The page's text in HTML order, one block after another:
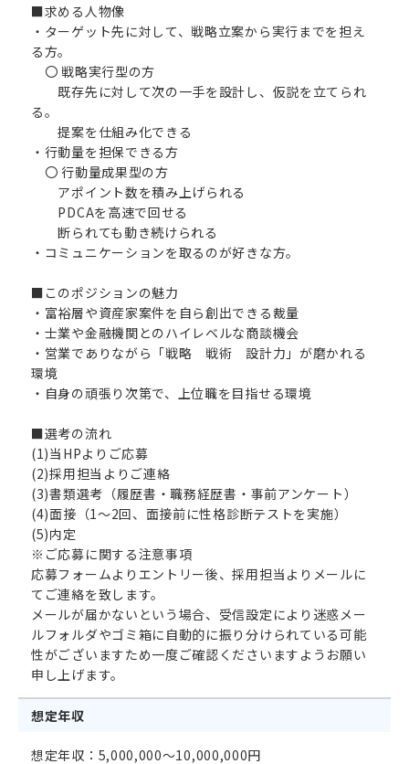
■求める人物像
・ターゲット先に対して、戦略立案から実行までを担え
る方。
〇 戦略実行型の方
既存先に対して次の一手を設計し、仮説を立てられ
る。
提案を仕組み化できる
・行動量を担保できる方
〇 行動量成果型の方
アポイント数を積み上げられる
PDCAを高速で回せる
断られても動き続けられる
・コミュニケーションを取るのが好きな方。
■このポジションの魅力
・富裕層や資産家案件を自ら創出できる裁量
・士業や金融機関とのハイレベルな商談機会
・営業でありながら「戦略 戦術 設計力」が磨かれる
環境
・自身の頑張り次第で、上位職を目指せる環境
■選考の流れ
(1)当HPよりご応募
(2)採用担当よりご連絡
(3)書類選考（履歴書・職務経歴書・事前アンケート）
(4)面接（1～2回、面接前に性格診断テストを実施）
(5)内定
※ご応募に関する注意事項
応募フォームよりエントリー後、採用担当よりメールに
てご連絡を致します。
メールが届かないという場合、受信設定により迷惑メー
ルフォルダやゴミ箱に自動的に振り分けられている可能
性がございますため一度ご確認くださいますようお願い
申し上げます。
想定年収
想定年収：5,000,000～10,000,000円